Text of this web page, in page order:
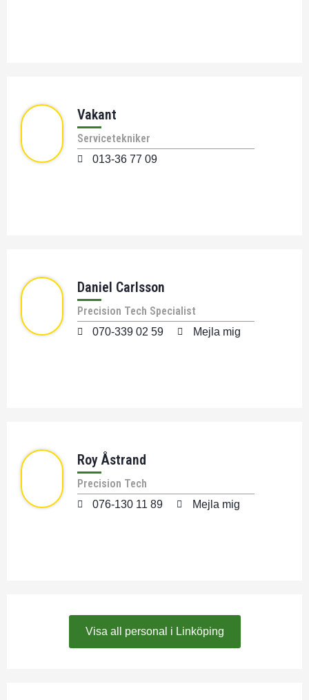
Vakant
Servicetekniker
013-36 77 09
Daniel Carlsson
Precision Tech Specialist
070-339 02 59 Mejla mig
Roy Åstrand
Precision Tech
076-130 11 89 Mejla mig
Visa all personal i Linköping